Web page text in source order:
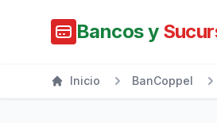
Bancos y
Inicio BanCoppel